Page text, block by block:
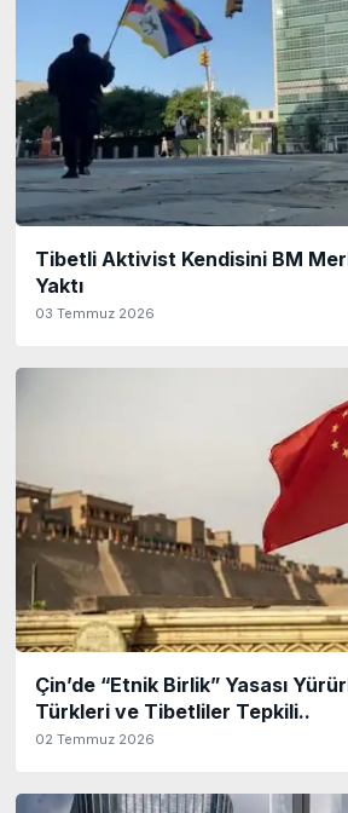
Tibetli Aktivist Kendisini BM
Yaktı
03 Temmuz 2026
Çin’de “Etnik Birlik” Yasası
Türkleri ve Tibetliler Tepkili..
02 Temmuz 2026